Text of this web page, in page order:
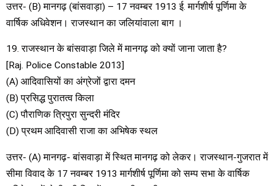
उत्तर- (B) मानगढ़ (बांसवाड़ा) – 17 नवम्बर 1913 ई. मार्गशीर्ष पूर्णिमा के
वार्षिक अधिवेशन। राजस्थान का जलियांवाला बाग ।
19. राजस्थान के बांसवाड़ा जिले में मानगढ़ को क्यों जाना जाता है?
[Raj. Police Constable 2013]
(A) आदिवासियों का अंग्रेजों द्वारा दमन
(B) प्रसिद्ध पुरातत्व किला
(C) पौराणिक त्रिपुरा सुन्दरी मंदिर
(D) प्रथम आदिवासी राजा का अभिषेक स्थल
उत्तर- (A) मानगढ़- बांसवाड़ा में स्थित मानगढ़ को लेकर। राजस्थान-गुजरात में
सीमा विवाद के 17 नवम्बर 1913 मार्गशीर्ष पूर्णिमा को सम्प सभा के वार्षिक